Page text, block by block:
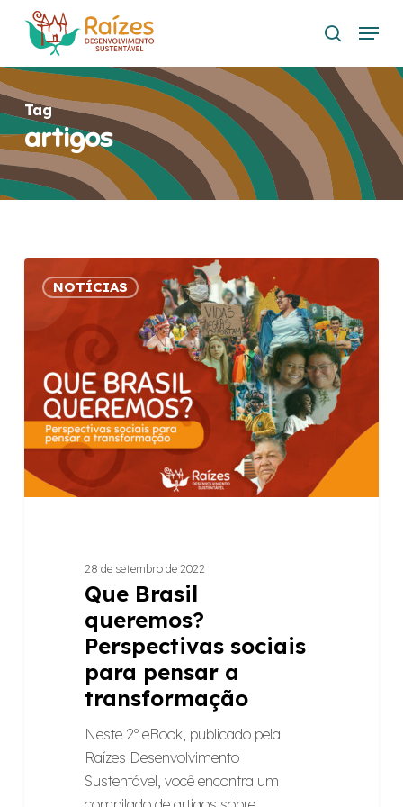
content
search
Menu
Tag
artigos
Brasil
queremos?
Perspectivas
sociais
para
pensar
transformação
NOTÍCIAS
28 de setembro de 2022
Que Brasil
queremos?
Perspectivas sociais
para pensar a
transformação
Neste 2º eBook, publicado pela
Raízes Desenvolvimento
Sustentável, você encontra um